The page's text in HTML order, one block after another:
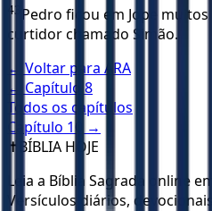
43 Pedro ficou em Jope muitos
curtidor chamado Simão.
← Voltar para ARA
← Capítulo 8
Todos os capítulos
Capítulo 10
→
✝️ BÍBLIA HOJE
Leia a Bíblia Sagrada online
Versículos diários,